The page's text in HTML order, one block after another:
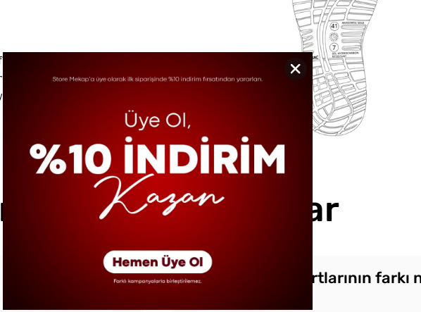
esnek bir
sağlar. İş
için ideal bir
Sorulan Sorular
S1 ve S1P standartlarının farkı